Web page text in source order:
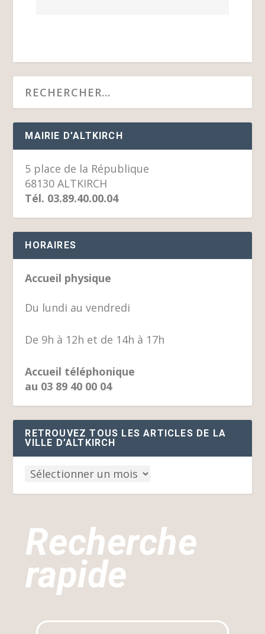
MAIRIE D’ALTKIRCH
5 place de la République
68130 ALTKIRCH
Tél. 03.89.40.00.04
HORAIRES
Accueil physique
Du lundi au vendredi
De 9h à 12h et de 14h à 17h
Accueil téléphonique
au 03 89 40 00 04
RETROUVEZ TOUS LES ARTICLES DE LA
VILLE D’ALTKIRCH
Recherche
rapide